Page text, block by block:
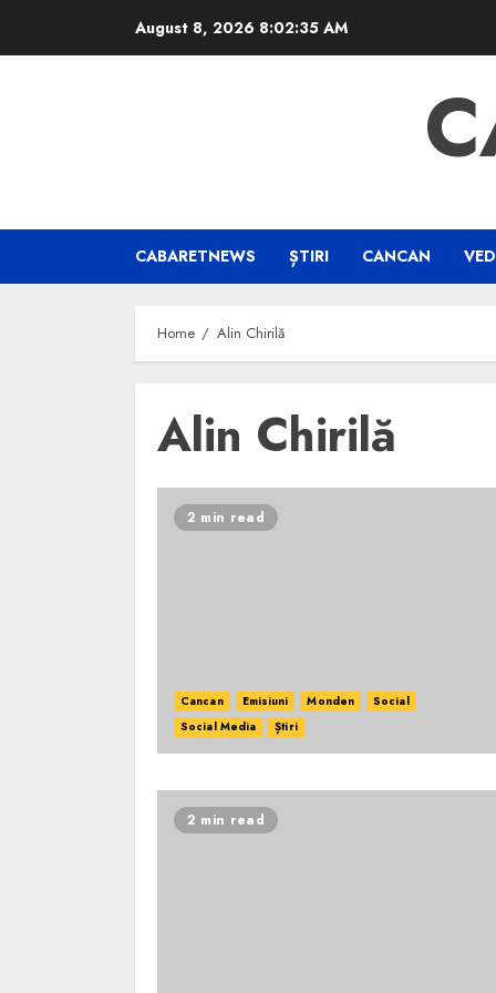
August 8, 2026 8:02:36 AM
CABARETNEWS ȘTIRI CANCAN
Home Alin Chirilă
Alin Chirilă
2 min read
Cancan Emisiuni Monden
Social
Social Media
Știri
2 min read